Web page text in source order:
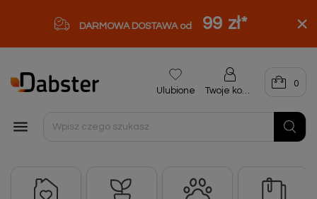
DARMOWA DOSTAWA od 99 zł*

Ulubione Twoje konto
0